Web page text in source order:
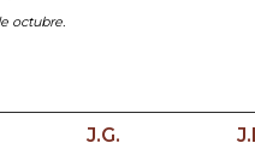
octubre.
J.G.